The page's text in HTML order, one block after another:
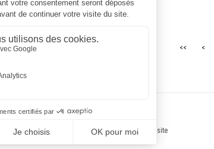
<< <
de confidentialité Politique de cookiesPlan du site